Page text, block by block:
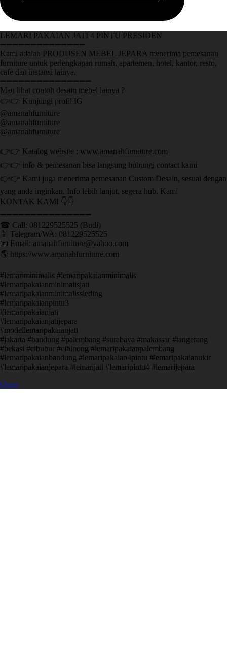
LEMARI PAKAIAN JATI 4 PINTU PRESIDEN
➖➖➖➖➖➖➖➖➖➖➖➖➖➖
Kami adalah PRODUSEN MEBEL JEPARA menerima pemesanan
furniture untuk perlengkapan rumah, apartemen, hotel, kantor, resto,
cafe dan instansi lainya.
➖➖➖➖➖➖➖➖➖➖➖➖➖➖➖
Mau lihat contoh desain mebel lainya ?
👉👉 Kunjungi profil IG
@amanahfurniture
@amanahfurniture
@amanahfurniture
👉👉 Katalog website : www.amanahfurniture.com
👉👉 info & pemesanan bisa langsung hubungi contact kami
👉👉 Kami juga menerima pemesanan Custom Desain, sesuai dengan
yang anda inginkan. Info lebih lanjut, segera hub. Kami
KONTAK KAMI 👇👇
➖➖➖➖➖➖➖➖➖➖➖➖➖➖➖ ㅤ
☎ Call: 081229525525 (Budi)
📱 Telegram/WA: 081229525525
📧 Email: amanahfurniture@yahoo.com
🌎 https://www.amanahfurniture.com
#lemariminimalis #lemaripakaianminimalis
#lemaripakaianminimalisjati
#lemaripakaianminimalissleding
#lemaripakaianpintu3
#lemaripakaianjati
#lemaripakaianjatijepara
#modellemaripakaianjati
#jakarta #bandung #palembang #surabaya #makassar #tangerang
#bekasi #cibubur #cibinong #lemaripakaianpalembang
#lemaripakaianbandung #lemaripakaian4pintu #lemaripakaianukir
#lemaripakaianjepara #lemarijati #lemaripintu4 #lemarijepara
Open